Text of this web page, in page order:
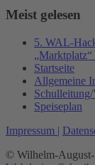
Meist gelesen
5. WAL-
Startseite
Allgemeine
Speiseplan
Impressum |
© Wilhelm-